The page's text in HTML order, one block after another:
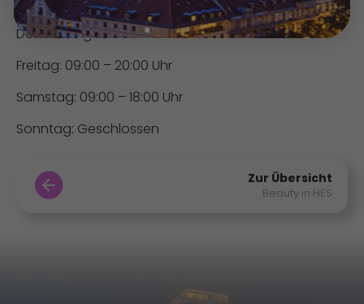
Donnerstag: 08:00 – 20:00 Uhr
Freitag: 09:00 – 20:00 Uhr
Samstag: 09:00 – 18:00 Uhr
Sonntag: Geschlossen
Zur Übersicht
Beauty in HES